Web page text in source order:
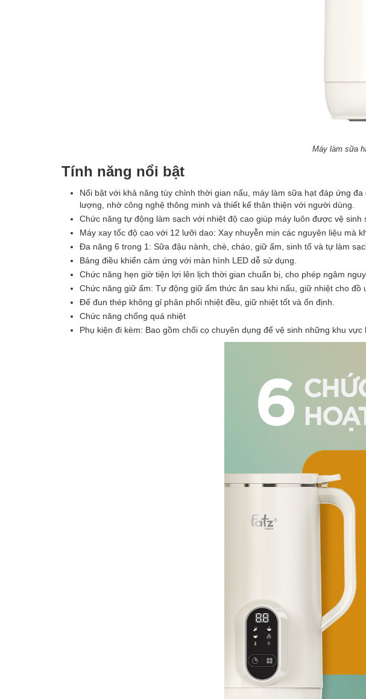
Máy làm sữa
Tính năng nổi bật
Nổi bật với khả năng tùy chỉnh thời gian nấu, máy làm sữa hạt đáp ứng
lượng, nhờ công nghệ thông minh và thiết kế thân thiện với người dùng.
Chức năng tự động làm sạch với nhiệt độ cao giúp máy luôn được vệ sinh
Máy xay tốc độ cao với 12 lưỡi dao: Xay nhuyễn mịn các nguyên liệu mà
Đa năng 6 trong 1: Sữa đậu nành, chè, cháo, giữ ấm, sinh tố và tự làm
Bảng điều khiển cảm ứng với màn hình LED dễ sử dụng.
Chức năng hẹn giờ tiện lợi lên lịch thời gian chuẩn bị, cho phép ngâm
Chức năng giữ ấm: Tự động giữ ấm thức ăn sau khi nấu, giữ nhiệt cho đồ
Đế đun thép không gỉ phân phối nhiệt đều, giữ nhiệt tốt và ổn định.
Chức năng chống quá nhiệt
Phụ kiện đi kèm: Bao gồm chổi cọ chuyên dụng để vệ sinh những khu